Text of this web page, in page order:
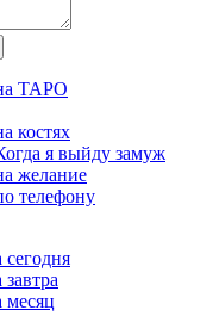
сегодня
месяц